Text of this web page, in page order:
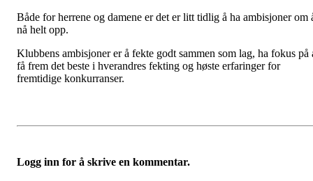
Både for herrene og damene er det er litt tidlig å ha ambisjoner om
nå helt opp.
Klubbens ambisjoner er å fekte godt sammen som lag, ha fokus på
få frem det beste i hverandres fekting og høste erfaringer for
fremtidige konkurranser.
Logg inn for å skrive en kommentar.